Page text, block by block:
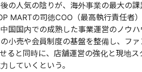
の人気の陰りが、海外事業の最大の課
MARTの司徳COO（最高執行責任者）
国国内での成熟した事業運営のノウハ
小売や会員制度の基盤を整備し、ファ
ると同時に、店舗運営の強化と現地ス
していくという。